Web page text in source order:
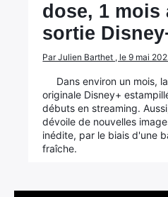
dose, 1 mois
sortie
Par Julien Barthet , le 9 mai
Dans environ un mois,
originale Disney+
débuts en streaming.
dévoile de nouvelles
inédite, par le biais d'une
fraîche.